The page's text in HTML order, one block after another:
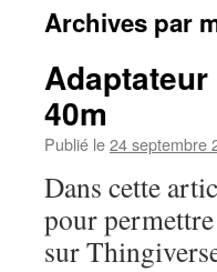
Archives par
Adaptateur
40m
Publié le24 septembre
Dans cette
pour
sur